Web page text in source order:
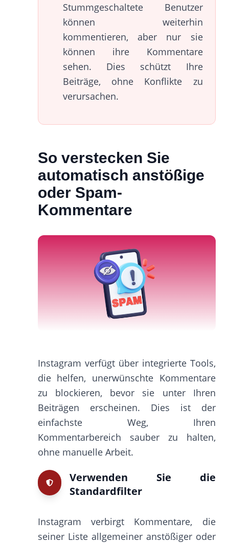
Stummgeschaltete Benutzer
können weiterhin
kommentieren, aber nur sie
können ihre Kommentare
sehen. Dies schützt Ihre
Beiträge, ohne Konflikte zu
verursachen.
So verstecken Sie
automatisch anstößige
oder Spam-
Kommentare
Instagram verfügt über integrierte Tools,
die helfen, unerwünschte Kommentare
zu blockieren, bevor sie unter Ihren
Beiträgen erscheinen. Dies ist der
einfachste Weg, Ihren
Kommentarbereich sauber zu halten,
ohne manuelle Arbeit.
Verwenden Sie die
Standardfilter
Instagram verbirgt Kommentare, die
seiner Liste allgemeiner anstößiger oder